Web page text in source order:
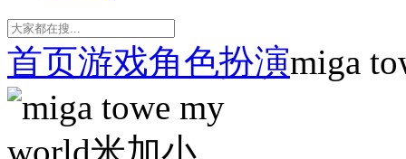
首页游戏角色扮演miga